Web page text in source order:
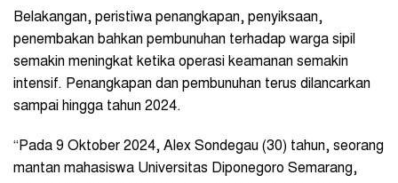
Belakangan, peristiwa penangkapan, penyiksaan,
penembakan bahkan pembunuhan terhadap warga sipil
semakin meningkat ketika operasi keamanan semakin
intensif. Penangkapan dan pembunuhan terus dilancarkan
sampai hingga tahun 2024.
“Pada 9 Oktober 2024, Alex Sondegau (30) tahun, seorang
mantan mahasiswa Universitas Diponegoro Semarang,